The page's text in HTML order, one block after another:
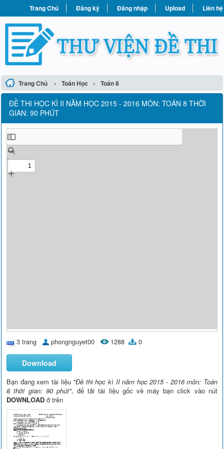
Trang Chủ Đăng ký Đăng nhập Upload Liên hệ
Trang Chủ › Toán Học › Toán 8
ĐỀ THI HỌC KÌ II NĂM HỌC 2015 - 2016 MÔN: TOÁN 8 THỜI
GIAN: 90 PHÚT
3 trang phongnguyet00 1288 0
Download
Bạn đang xem tài liệu "Đề thi học kì II năm học 2015 - 2016 môn: Toán
8 thời gian: 90 phút", để tải tài liệu gốc về máy bạn click vào nút
DOWNLOAD ở trên